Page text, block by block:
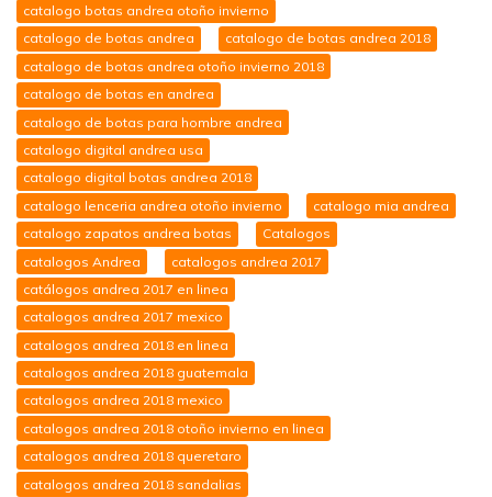
catalogo botas andrea otoño invierno
catalogo de botas andrea
catalogo de botas andrea 2018
catalogo de botas andrea otoño invierno 2018
catalogo de botas en andrea
catalogo de botas para hombre andrea
catalogo digital andrea usa
catalogo digital botas andrea 2018
catalogo lenceria andrea otoño invierno
catalogo mia andrea
catalogo zapatos andrea botas
Catalogos
catalogos Andrea
catalogos andrea 2017
catálogos andrea 2017 en linea
catalogos andrea 2017 mexico
catalogos andrea 2018 en linea
catalogos andrea 2018 guatemala
catalogos andrea 2018 mexico
catalogos andrea 2018 otoño invierno en linea
catalogos andrea 2018 queretaro
catalogos andrea 2018 sandalias